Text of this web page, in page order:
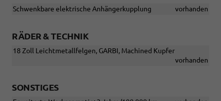
Schwenkbare elektrische Anhängerkupplung vorhanden
RÄDER & TECHNIK
18 Zoll Leichtmetallfelgen, GARBI, Machined Kupfer
vorhanden
SONSTIGES